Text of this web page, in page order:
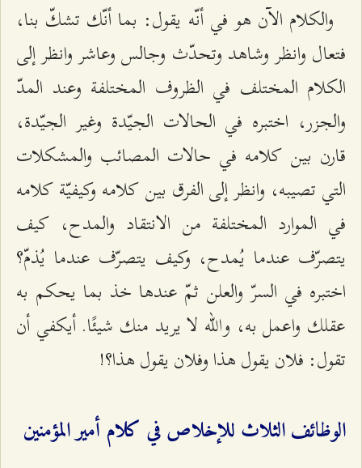
والكلام الآن هو في أنّه يقول: بما أنّك تشكّ بنا،
فتعال وانظر وشاهد وتحدّث وجالس وعاشر وانظر إلى
الكلام المختلف في الظروف المختلفة وعند المدّ
والجزر، اختبره في الحالات الجيّدة وغير الجيّدة،
قارن بين كلامه في حالات المصائب والمشكلات
التي تصيبه، وانظر إلى الفرق بين كلامه وكيفيّة كلامه
في الموارد المختلفة من الانتقاد والمدح، كيف
يتصرّف عندما يُمدح، وكيف يتصرّف عندما يُذمّ؟
اختبره في السرّ والعلن ثمّ عندها خذ بما يحكم به
عقلك واعمل به، والله لا يريد منك شيئًا. أيكفي أن
تقول: فلان يقول هذا وفلان يقول هذا؟!
الوظائف الثلاث للإخلاص في كلام أمير المؤمنين